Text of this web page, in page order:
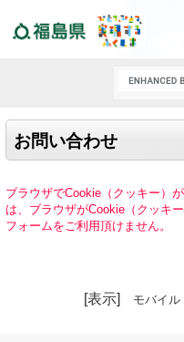
お問い合わせ
ブラウザでCookie（クッキー）
は、ブラウザがCookie（クッキ
フォームをご利用頂けません。
[表示] モバイル